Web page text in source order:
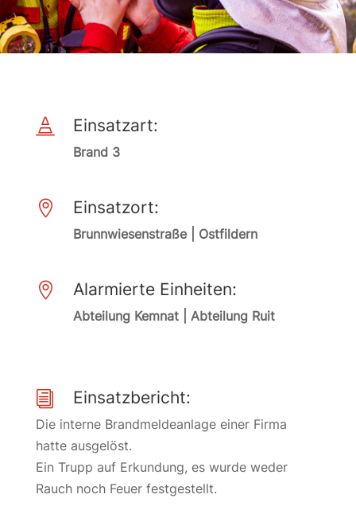
 Einsatzart:
Brand 3
 Einsatzort:
Brunnwiesenstraße | Ostfildern
 Alarmierte Einheiten:
Abteilung Kemnat | Abteilung Ruit
i Einsatzbericht:
Die interne Brandmeldeanlage einer Firma
hatte ausgelöst.
Ein Trupp auf Erkundung, es wurde weder
Rauch noch Feuer festgestellt.